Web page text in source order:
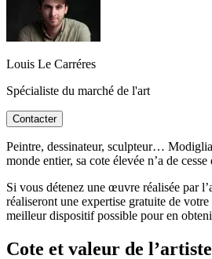
Louis Le Carréres
Spécialiste du marché de l'art
Contacter
Peintre, dessinateur, sculpteur…
monde entier, sa cote élevée n’a de cesse
Si vous détenez une œuvre réalisée par
réaliseront une expertise gratuite de
meilleur dispositif possible pour en
Cote et valeur de l’artiste